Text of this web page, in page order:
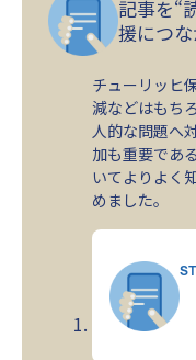
記事を“
援につ
チューリッヒ
減などはもち
人的な問題へ
加も重要であ
いてよりよく
めました。